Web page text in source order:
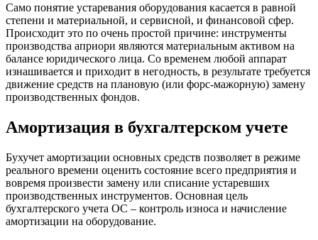
Само понятие устаревания оборудования касается в равной
степени и материальной, и сервисной, и финансовой сфер.
Происходит это по очень простой причине: инструменты
производства априори являются материальным активом на
балансе юридического лица. Со временем любой аппарат
изнашивается и приходит в негодность, в результате требуется
движение средств на плановую (или форс-мажорную) замену
производственных фондов.
Амортизация в бухгалтерском учете
Бухучет амортизации основных средств позволяет в режиме
реального времени оценить состояние всего предприятия и
вовремя произвести замену или списание устаревших
производственных инструментов. Основная цель
бухгалтерского учета ОС – контроль износа и начисление
амортизации на оборудование.